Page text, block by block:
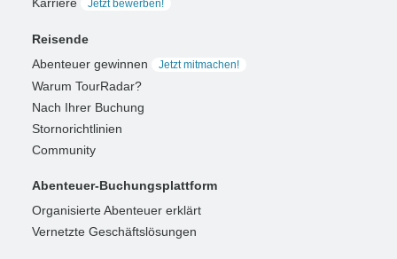
Karriere
Jetzt bewerben!
Reisende
Abenteuer gewinnen
Jetzt mitmachen!
Warum TourRadar?
Nach Ihrer Buchung
Stornorichtlinien
Community
Abenteuer-Buchungsplattform
Organisierte Abenteuer erklärt
Vernetzte Geschäftslösungen